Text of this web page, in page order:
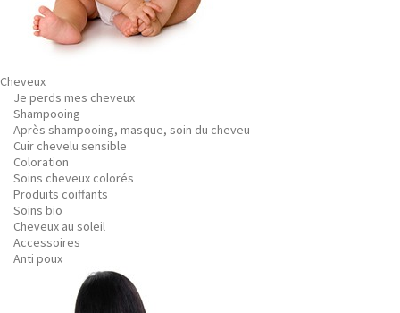
Cheveux
Je perds mes cheveux
Shampooing
Après shampooing, masque, soin du cheveu
Cuir chevelu sensible
Coloration
Soins cheveux colorés
Produits coiffants
Soins bio
Cheveux au soleil
Accessoires
Anti poux